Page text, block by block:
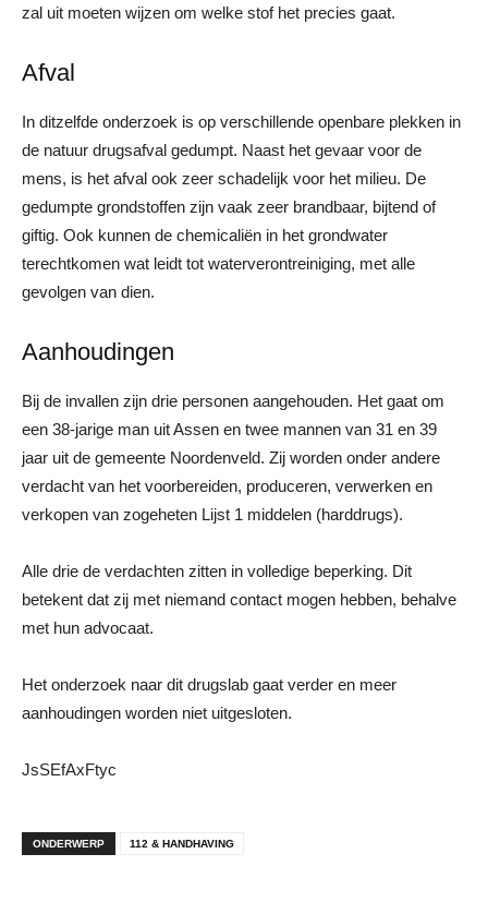
zal uit moeten wijzen om welke stof het precies gaat.
Afval
In ditzelfde onderzoek is op verschillende openbare plekken in
de natuur drugsafval gedumpt. Naast het gevaar voor de
mens, is het afval ook zeer schadelijk voor het milieu. De
gedumpte grondstoffen zijn vaak zeer brandbaar, bijtend of
giftig. Ook kunnen de chemicaliën in het grondwater
terechtkomen wat leidt tot waterverontreiniging, met alle
gevolgen van dien.
Aanhoudingen
Bij de invallen zijn drie personen aangehouden. Het gaat om
een 38-jarige man uit Assen en twee mannen van 31 en 39
jaar uit de gemeente Noordenveld. Zij worden onder andere
verdacht van het voorbereiden, produceren, verwerken en
verkopen van zogeheten Lijst 1 middelen (harddrugs).
Alle drie de verdachten zitten in volledige beperking. Dit
betekent dat zij met niemand contact mogen hebben, behalve
met hun advocaat.
Het onderzoek naar dit drugslab gaat verder en meer
aanhoudingen worden niet uitgesloten.
JsSEfAxFtyc
ONDERWERP 112 & HANDHAVING